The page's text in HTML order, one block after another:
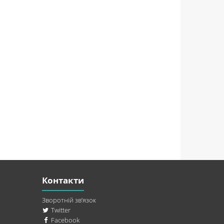
Контакти
Зворотній зв’язок
Twitter
Facebook